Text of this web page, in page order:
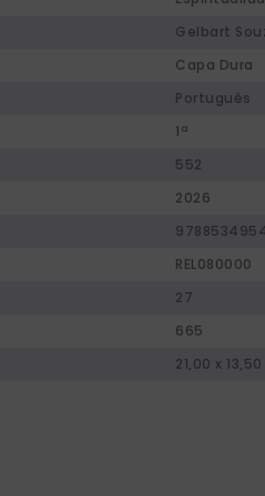
Gelbart
Capa Dura
Português
1ª
552
2026
REL080000
27
665
21,00 x 13,50